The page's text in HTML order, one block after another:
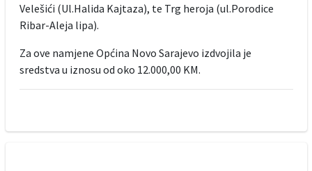
Velešići (Ul.Halida Kajtaza), te Trg heroja (ul.Porodice
Ribar-Aleja lipa).
Za ove namjene Općina Novo Sarajevo izdvojila je
sredstva u iznosu od oko 12.000,00 KM.